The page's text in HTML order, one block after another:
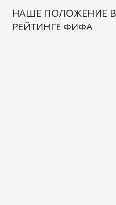
НАШЕ ПОЛОЖЕНИЕ В
РЕЙТИНГЕ ФИФА